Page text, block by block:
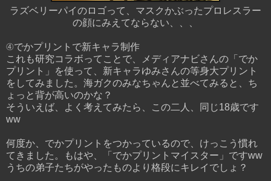
ラズベリーパイのロゴって、マスクかぶったプロレスラー
の顔にみえてならない、、、
④でかプリントで新キャラ制作
これも研究コラボってことで、メディアナビさんの「でか
プリント」を使って、新キャラゆみさんの等身大プリント
をしてみました。海ガクのみなちゃんと並べてみると、ち
ょっと背が高いのかな？
そういえば、よく考えてみたら、この二人、同じ18歳です
ww
何度か、でかプリントをつかっているので、けっこう慣れ
てきました。もはや、「でかプリントマイスター」ですww
うちの弟子たちがやったものより格段にキレイでしょ？